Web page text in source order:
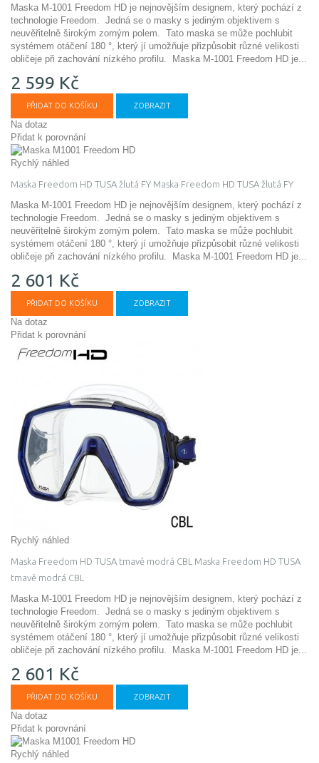
Maska M-1001 Freedom HD je nejnovějším designem, který pochází z
technologie Freedom. Jedná se o masky s jediným objektivem s
neuvěřitelně širokým zorným polem. Tato maska ​​se může pochlubit
systémem otáčení 180 °, který jí umožňuje přizpůsobit různé velikosti
obličeje při zachování nízkého profilu.
Maska M-1001 Freedom HD je...
2 599 Kč
PŘIDAT DO KOŠÍKU ZOBRAZIT
Na dotaz
Přidat k porovnání
Rychlý náhled
Maska Freedom HD TUSA žlutá FY Maska Freedom HD TUSA žlutá FY
Maska M-1001 Freedom HD je nejnovějším designem, který pochází z
technologie Freedom. Jedná se o masky s jediným objektivem s
neuvěřitelně širokým zorným polem. Tato maska ​​se může pochlubit
systémem otáčení 180 °, který jí umožňuje přizpůsobit různé velikosti
obličeje při zachování nízkého profilu.
Maska M-1001 Freedom HD je...
2 601 Kč
PŘIDAT DO KOŠÍKU ZOBRAZIT
Na dotaz
Přidat k porovnání
Rychlý náhled
Maska Freedom HD TUSA tmavě modrá CBL Maska Freedom HD TUSA
tmavě modrá CBL
Maska M-1001 Freedom HD je nejnovějším designem, který pochází z
technologie Freedom. Jedná se o masky s jediným objektivem s
neuvěřitelně širokým zorným polem. Tato maska ​​se může pochlubit
systémem otáčení 180 °, který jí umožňuje přizpůsobit různé velikosti
obličeje při zachování nízkého profilu.
Maska M-1001 Freedom HD je...
2 601 Kč
PŘIDAT DO KOŠÍKU ZOBRAZIT
Na dotaz
Přidat k porovnání
Rychlý náhled